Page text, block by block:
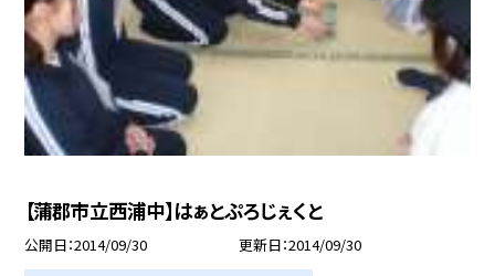
【蒲郡市立西浦中】はぁとぷろじぇくと
公開日 2014/09/30 更新日 2014/09/30